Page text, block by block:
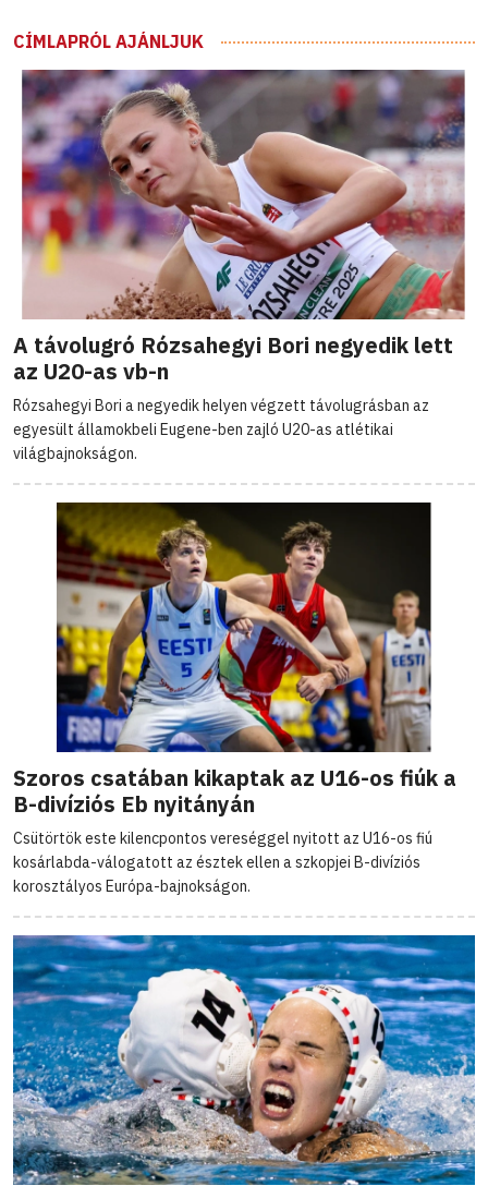
CÍMLAPRÓL AJÁNLJUK
A távolugró Rózsahegyi Bori negyedik lett
az U20-as vb-n
Rózsahegyi Bori a negyedik helyen végzett távolugrásban az
egyesült államokbeli Eugene-ben zajló U20-as atlétikai
világbajnokságon.
Szoros csatában kikaptak az U16-os fiúk a
B-divíziós Eb nyitányán
Csütörtök este kilencpontos vereséggel nyitott az U16-os fiú
kosárlabda-válogatott az észtek ellen a szkopjei B-divíziós
korosztályos Európa-bajnokságon.